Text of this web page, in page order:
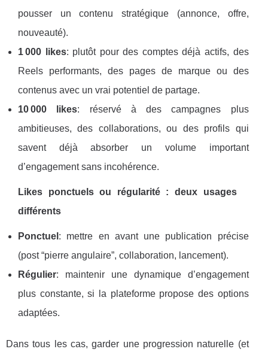
pousser un contenu stratégique (annonce, offre,
nouveauté).
1 000 likes: plutôt pour des comptes déjà actifs, des
Reels performants, des pages de marque ou des
contenus avec un vrai potentiel de partage.
10 000 likes: réservé à des campagnes plus
ambitieuses, des collaborations, ou des profils qui
savent déjà absorber un volume important
d’engagement sans incohérence.
Likes ponctuels ou régularité : deux usages
différents
Ponctuel : mettre en avant une publication précise
(post “pierre angulaire”, collaboration, lancement).
Régulier: maintenir une dynamique d’engagement
plus constante, si la plateforme propose des options
adaptées.
Dans tous les cas, garder une progression naturelle (et